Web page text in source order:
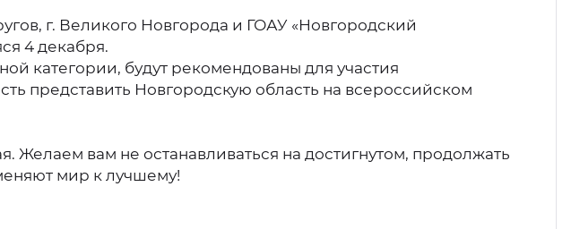
г. Великого Новгорода и ГОАУ «Новгородский
4 декабря.
категории, будут рекомендованы для участия
представить Новгородскую область на всероссийском
вам не останавливаться на достигнутом, продолжать
мир к лучшему!